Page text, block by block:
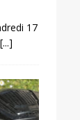
17
[...]